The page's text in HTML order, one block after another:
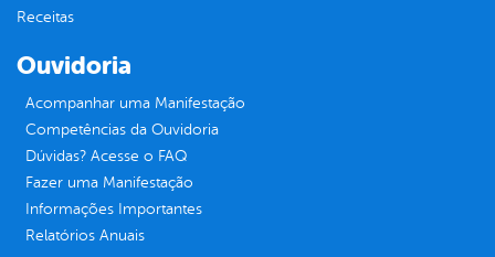
Receitas
Ouvidoria
Acompanhar uma Manifestação
Competências da Ouvidoria
Dúvidas? Acesse o FAQ
Fazer uma Manifestação
Informações Importantes
Relatórios Anuais